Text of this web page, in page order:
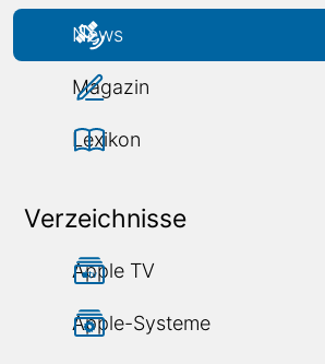
News
Magazin
Lexikon
Verzeichnisse
Apple TV
Apple-Systeme